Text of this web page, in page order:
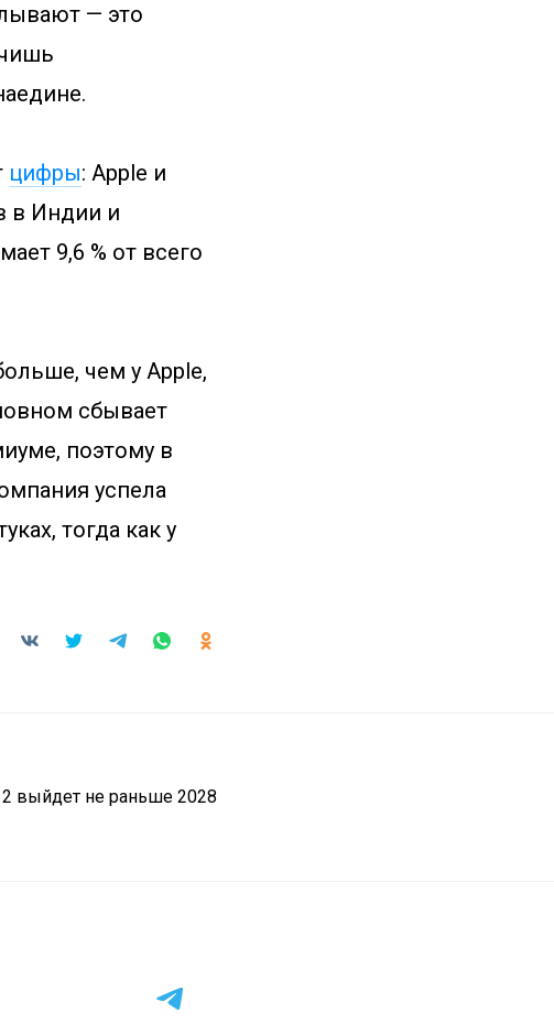
— это
цифры: Apple и
в Индии и
9,6 % от всего
чем у Apple,
сбывает
поэтому в
успела
тогда как у
2 выйдет не раньше 2028